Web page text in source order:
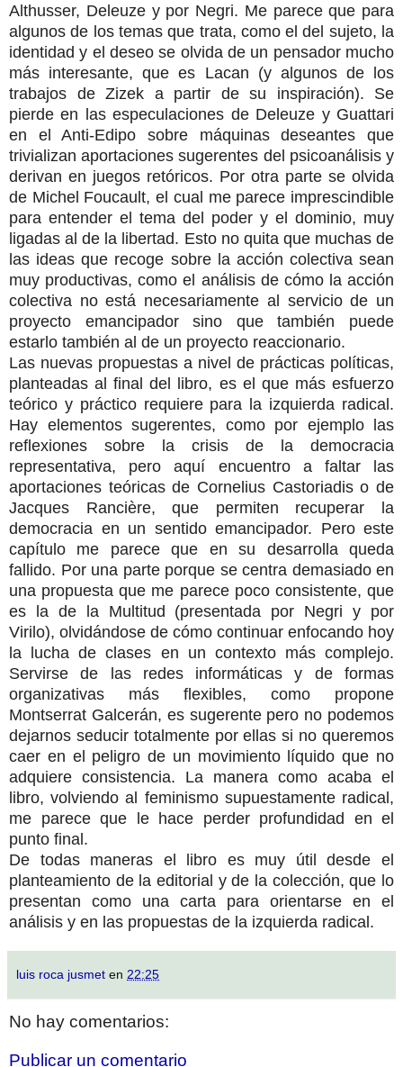
Althusser, Deleuze y por Negri. Me parece que para
algunos de los temas que trata, como el del sujeto, la
identidad y el deseo se olvida de un pensador mucho
más interesante, que es Lacan (y algunos de los
trabajos de Zizek a partir de su inspiración). Se
pierde en las especulaciones de Deleuze y Guattari
en el Anti-Edipo sobre máquinas deseantes que
trivializan aportaciones sugerentes del psicoanálisis y
derivan en juegos retóricos. Por otra parte se olvida
de Michel Foucault, el cual me parece imprescindible
para entender el tema del poder y el dominio, muy
ligadas al de la libertad. Esto no quita que muchas de
las ideas que recoge sobre la acción colectiva sean
muy productivas, como el análisis de cómo la acción
colectiva no está necesariamente al servicio de un
proyecto emancipador sino que también puede
estarlo también al de un proyecto reaccionario.
Las nuevas propuestas a nivel de prácticas políticas,
planteadas al final del libro, es el que más esfuerzo
teórico y práctico requiere para la izquierda radical.
Hay elementos sugerentes, como por ejemplo las
reflexiones sobre la crisis de la democracia
representativa, pero aquí encuentro a faltar las
aportaciones teóricas de Cornelius Castoriadis o de
Jacques Rancière, que permiten recuperar la
democracia en un sentido emancipador. Pero este
capítulo me parece que en su desarrolla queda
fallido. Por una parte porque se centra demasiado en
una propuesta que me parece poco consistente, que
es la de la Multitud (presentada por Negri y por
Virilo), olvidándose de cómo continuar enfocando hoy
la lucha de clases en un contexto más complejo.
Servirse de las redes informáticas y de formas
organizativas más flexibles, como propone
Montserrat Galcerán, es sugerente pero no podemos
dejarnos seducir totalmente por ellas si no queremos
caer en el peligro de un movimiento líquido que no
adquiere consistencia. La manera como acaba el
libro, volviendo al feminismo supuestamente radical,
me parece que le hace perder profundidad en el
punto final.
De todas maneras el libro es muy útil desde el
planteamiento de la editorial y de la colección, que lo
presentan como una carta para orientarse en el
análisis y en las propuestas de la izquierda radical.
luis roca jusmet en 22:25
No hay comentarios:
Publicar un comentario